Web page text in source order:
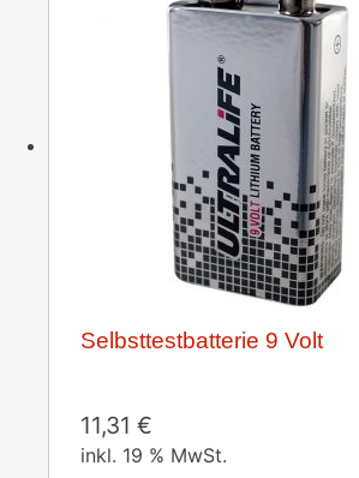
Selbsttestbatterie 9 Volt
11,31 €
inkl. 19 % MwSt.